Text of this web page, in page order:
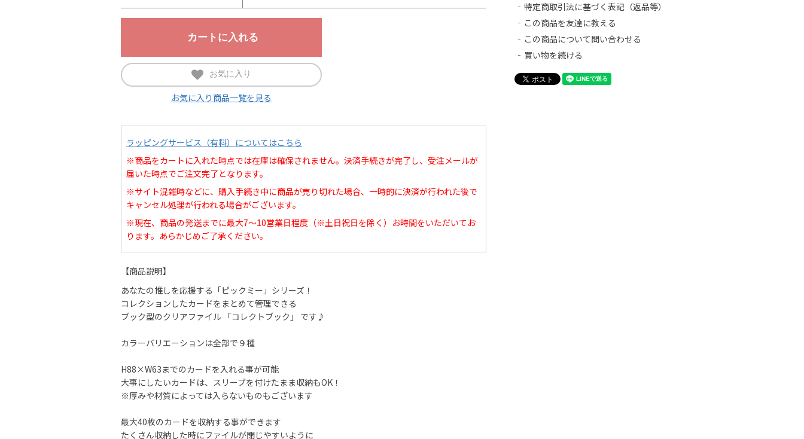
お気に入り
お気に入り商品一覧を見る
ラッピングサービス（有料）についてはこちら
※商品をカートに入れた時点では在庫は確保されません。決済手続きが完了し、受注メールが
届いた時点でご注文完了となります。
※サイト混雑時などに、購入手続き中に商品が売り切れた場合、一時的に決済が行われた後で
キャンセル処理が行われる場合がございます。
※現在、商品の発送までに最大7～10営業日程度（※土日祝日を除く）お時間をいただいてお
ります。あらかじめご了承ください。
【商品説明】
あなたの推しを応援する「ピックミー」シリーズ！
コレクションしたカードをまとめて管理できる
ブック型のクリアファイル 「コレクトブック」 です♪
カラーバリエーションは全部で９種
H88×W63までのカードを入れる事が可能
大事にしたいカードは、スリーブを付けたまま収納もOK！
※厚みや材質によっては入らないものもございます
最大40枚のカードを収納する事ができます
たくさん収納した時にファイルが閉じやすいように
特定商取引法に基づく表記（返品等）
この商品を友達に教える
この商品について問い合わせる
買い物を続ける